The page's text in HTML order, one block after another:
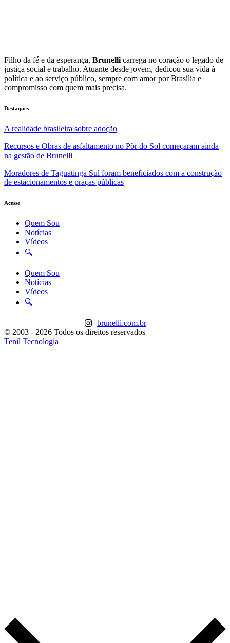
Filho da fé e da esperança, Brunelli carrega no coração o legado de
justiça social e trabalho. Atuante desde jovem, dedicou sua vida à
política e ao serviço público, sempre com amor por Brasília e
compromisso com quem mais precisa.
Destaques
A realidade brasileira sobre adoção
Recursos e Obras de asfaltamento no Pôr do Sol começaram ainda
na gestão de Brunelli
Moradores de Taguatinga Sul foram beneficiados com a construção
de estacionamentos e praças públicas
Acesse
Quem Sou
Notícias
Vídeos
🔍
Quem Sou
Notícias
Vídeos
🔍
brunelli.com.br
© 2003 - 2026 Todos os direitos reservados
Tenil Tecnologia